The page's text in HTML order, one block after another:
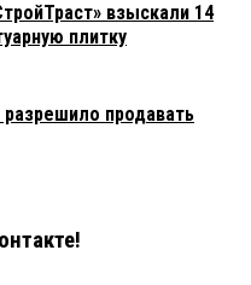
взыскали 14
плитку
продавать